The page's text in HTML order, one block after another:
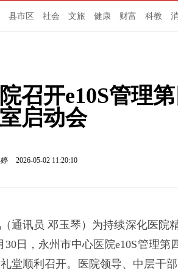
县市区 社会 文旅 健康 财富 科教
召开e10S管理
启动会
2026-05-02 11:20:10
（通讯员 邓玉琴）为持续深化医院
30日，永州市中心医院e10S管理
堂顺利召开。医院领导、中层干